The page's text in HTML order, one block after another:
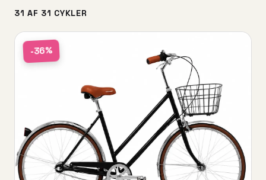
31 AF 31 CYKLER
-36%